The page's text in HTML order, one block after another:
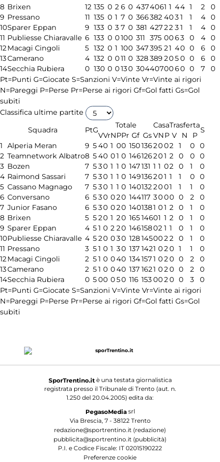
8 Brixen 12 135 0 2 6 0 4374061 1 44 1 2
0
9 Pressano 11 135 0 1 7 0 366382 4031 1 4 0
10Sparer Eppan 9 133 0 3 7 0 381 42722 31 1 4 0
11 Publiesse Chiaravalle 6 133 0 0100 311 375 0063 0 4 0
12Macagi Cingoli 5 132 0 1 100 347395 21 40 0 6
0
13Camerano 4 132 0 011 0 328389 2050 0 6
0
14Secchia Rubiera 0 130 0 0130 3044070060 0 7
0
Pt=Punti G=Giocate S=Sanzioni V=Vinte Vr=Vinte ai rigori
N=Pareggi P=Perse Pr=Perse ai rigori Gf=Gol fatti Gs=Gol
subiti
Classifica ultime partite
Squadra
PtG
Totale CasaTrasferta
S
VVrNPPr Gf GsVN P V N
P
1
Alperia Meran 9 540 1 00 1501362002 1 0
0
2 Teamnetwork Albatro8 540 01 0 146126201 2 0 0
0
3 Bozen 7 530 1 1 0 147131 1 1 02 0 1
0
4 Raimond Sassari 7 530 1 1 0 149136201 1 1 0
0
5 Cassano Magnago 7 530 1 1 0 1401322001 1 1
0
6 Conversano 6 530 020 144117 3000 0 2
0
7 Junior Fasano 6 530 020 1401381 01 2 0 1
0
8 Brixen 5 520 1 20 16514601 1 2 0 1
0
9 Sparer Eppan 4 51 0 2 20 14615802 1 1 0 1
0
10Publiesse Chiaravalle 4 520 030 1281450022 0 1
0
11 Pressano 3 51 0 1 30 137 1421 020 1 1
0
12Macagi Cingoli 2 51 0 040 1341571 020 0 2
0
13Camerano 2 51 0 040 137 1621 020 0 2
0
14Secchia Rubiera 0 500 050 116 1530020 0 3
0
Pt=Punti G=Giocate S=Sanzioni V=Vinte Vr=Vinte ai rigori
N=Pareggi P=Perse Pr=Perse ai rigori Gf=Gol fatti Gs=Gol
subiti
SporTrentino.itè una testata giornalistica
registrata presso il Tribunale di Trento (aut. n.
1.250 del 20.04.2005) edita da:
PegasoMediasrl
Via Brescia, 7 - 38122 Trento
redazione@sportrentino.it (redazione)
pubblicita@sportrentino.it (pubblicità)
P.I. e Codice Fiscale: IT 02015190222
Preferenze cookie